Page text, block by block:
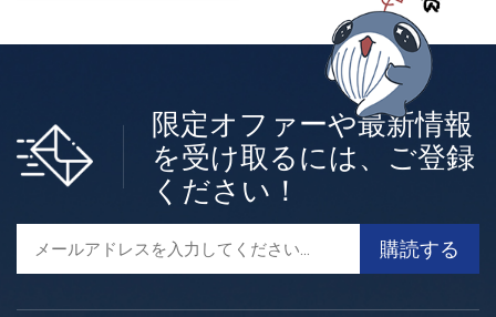
限定オファーや最新情報
を受け取るには、ご登録
ください！